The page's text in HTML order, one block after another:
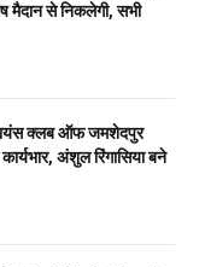
मैदान से निकलेगी, सभी
क्लब ऑफ जमशेदपुर
अंशुल रिंगासिया बने